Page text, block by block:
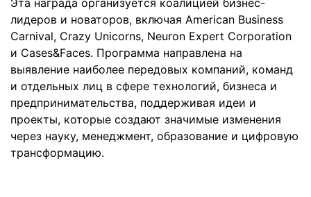
Эта награда организуется коалицией бизнес-
лидеров и новаторов, включая American Business
Carnival, Crazy Unicorns, Neuron Expert Corporation
и Cases&Faces. Программа направлена на
выявление наиболее передовых компаний, команд
и отдельных лиц в сфере технологий, бизнеса и
предпринимательства, поддерживая идеи и
проекты, которые создают значимые изменения
через науку, менеджмент, образование и цифровую
трансформацию.